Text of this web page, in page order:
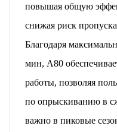
повышая общую
снижая риск
Благодаря
мин, A80
работы, позволяя
по опрыскиванию в
важно в пиковые